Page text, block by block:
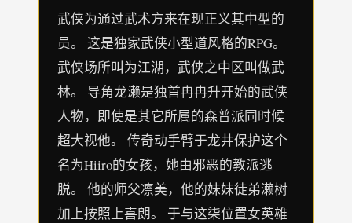
武侠为通过武术方来在现正义其中型的
员。 这是独家武侠小型道风格的RPG。
武侠场所叫为江湖，武侠之中区叫做武
林。 导角龙濑是独首冉冉升开始的武侠
人物，即使是其它所属的森普派同时候
超大视他。 传奇动手臂于龙井保护这个
名为Hiiro的女孩，她由邪恶的教派逃
脱。 他的师父凛美，他的妹妹徒弟濑树
加上按照上喜朗。 于与这柒位置女英雄